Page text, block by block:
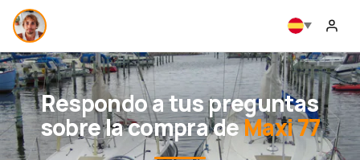
Respondo a tus preguntas
sobre la compra deMaxi 77